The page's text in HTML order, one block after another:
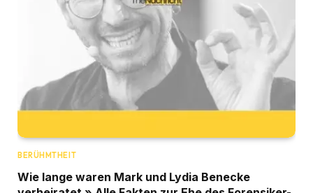
BERÜHMTHEIT
Wie lange waren Mark und Lydia Benecke